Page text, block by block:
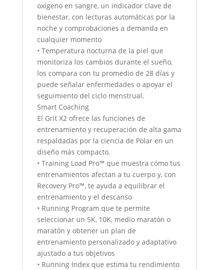
oxígeno en sangre, un indicador clave de
bienestar, con lecturas automáticas por la
noche y comprobaciones a demanda en
cualquier momento
• Temperatura nocturna de la piel que
monitoriza los cambios durante el sueño,
los compara con tu promedio de 28 días y
puede señalar enfermedades o apoyar el
seguimiento del ciclo menstrual.
Smart Coaching
El Grit X2 ofrece las funciones de
entrenamiento y recuperación de alta gama
respaldadas por la ciencia de Polar en un
diseño más compacto.
• Training Load Pro™ que muestra cómo tus
entrenamientos afectan a tu cuerpo y, con
Recovery Pro™, te ayuda a equilibrar el
entrenamiento y el descanso
• Running Program que te permite
seleccionar un 5K, 10K, medio maratón o
maratón y obtener un plan de
entrenamiento personalizado y adaptativo
ajustado a tus objetivos
• Running Index que estima tu rendimiento